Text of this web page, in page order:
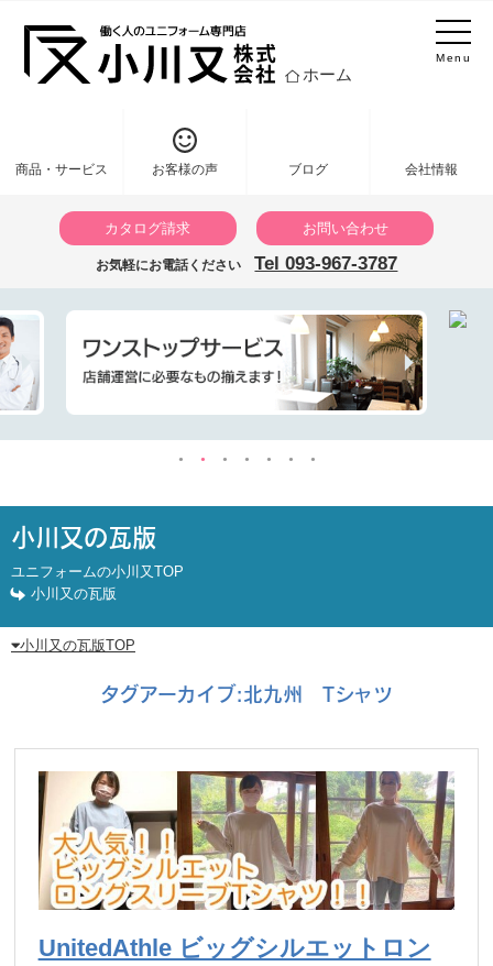
Menu
ホーム
商品・サービス お客様の声 ブログ 会社情報
カタログ請求 お問い合わせ
お気軽にお電話ください Tel 093-967-3787
小川又の瓦版
ユニフォームの小川又TOP
小川又の瓦版
小川又の瓦版TOP
タグアーカイブ:北九州 Tシャツ
UnitedAthle ビッグシルエットロン